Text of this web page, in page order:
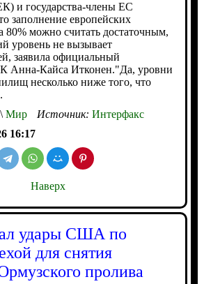
и государства-члены ЕС
заполнение европейских
80% можно считать достаточным,
уровень не вызывает
заявила официальный
Анна-Кайса Итконен."Да, уровни
несколько ниже того, что
Мир Источник: Интерфакс
16:17
Наверх
удары США по
для снятия
пролива